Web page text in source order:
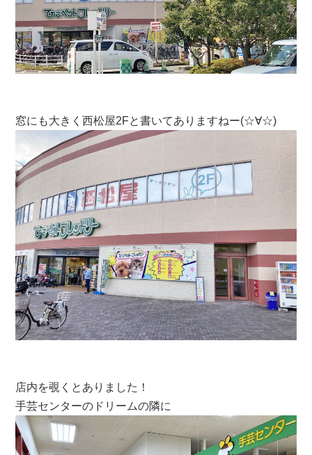
窓にも大きく西松屋2Fと書いてありますねー(☆∀☆)
店内を覗くとありました！
手芸センターのドリームの隣に